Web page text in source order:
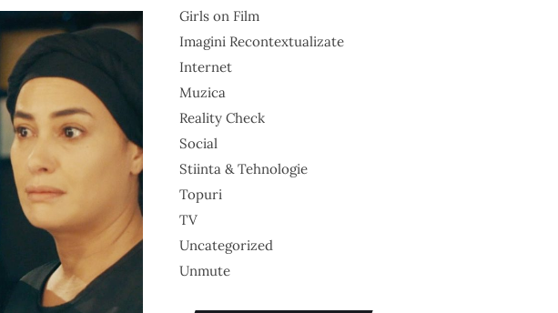
Girls on Film
Imagini Recontextualizate
Internet
Muzica
Reality Check
Social
Stiinta & Tehnologie
Topuri
TV
Uncategorized
Unmute